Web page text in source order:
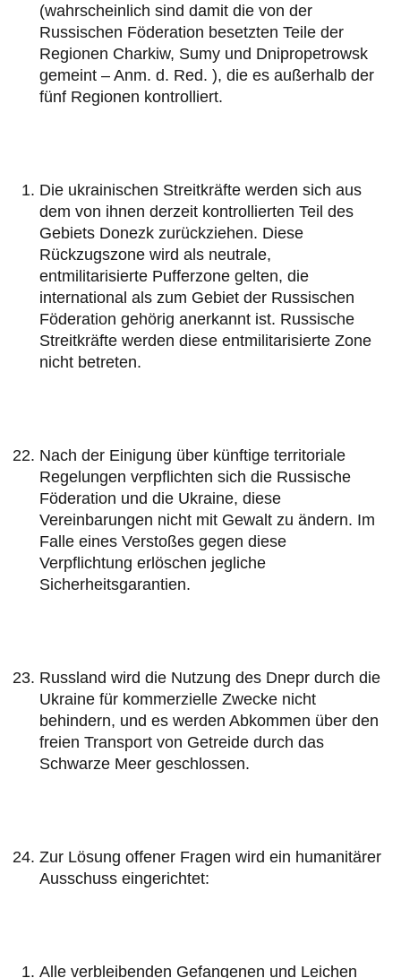
(wahrscheinlich sind damit die von der
Russischen Föderation besetzten Teile der
Regionen Charkiw, Sumy und Dnipropetrowsk
gemeint – Anm. d. Red. ), die es außerhalb der
fünf Regionen kontrolliert.
Die ukrainischen Streitkräfte werden sich aus
dem von ihnen derzeit kontrollierten Teil des
Gebiets Donezk zurückziehen. Diese
Rückzugszone wird als neutrale,
entmilitarisierte Pufferzone gelten, die
international als zum Gebiet der Russischen
Föderation gehörig anerkannt ist. Russische
Streitkräfte werden diese entmilitarisierte Zone
nicht betreten.
Nach der Einigung über künftige territoriale
Regelungen verpflichten sich die Russische
Föderation und die Ukraine, diese
Vereinbarungen nicht mit Gewalt zu ändern. Im
Falle eines Verstoßes gegen diese
Verpflichtung erlöschen jegliche
Sicherheitsgarantien.
Russland wird die Nutzung des Dnepr durch die
Ukraine für kommerzielle Zwecke nicht
behindern, und es werden Abkommen über den
freien Transport von Getreide durch das
Schwarze Meer geschlossen.
Zur Lösung offener Fragen wird ein humanitärer
Ausschuss eingerichtet:
Alle verbleibenden Gefangenen und Leichen